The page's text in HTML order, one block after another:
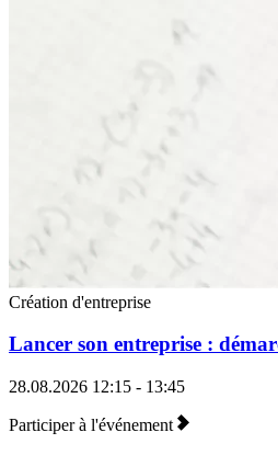
Création d'entreprise
Lancer son entreprise :
28.08.2026 12:15 - 13:45
Participer à l'événement